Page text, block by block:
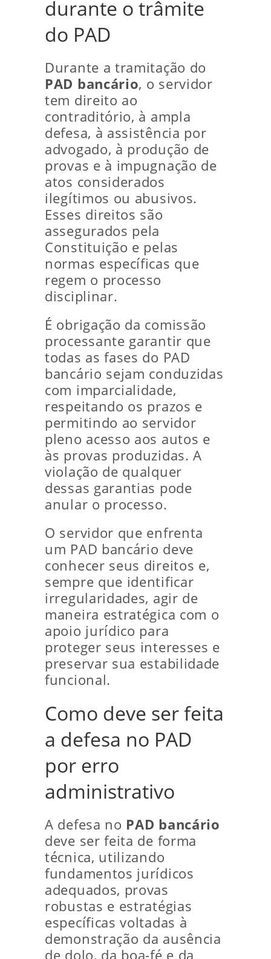
durante o trâmite
do PAD
Durante a tramitação do
PAD bancário, o servidor
tem direito ao
contraditório, à ampla
defesa, à assistência por
advogado, à produção de
provas e à impugnação de
atos considerados
ilegítimos ou abusivos.
Esses direitos são
assegurados pela
Constituição e pelas
normas específicas que
regem o processo
disciplinar.
É obrigação da comissão
processante garantir que
todas as fases do PAD
bancário sejam conduzidas
com imparcialidade,
respeitando os prazos e
permitindo ao servidor
pleno acesso aos autos e
às provas produzidas. A
violação de qualquer
dessas garantias pode
anular o processo.
O servidor que enfrenta
um PAD bancário deve
conhecer seus direitos e,
sempre que identificar
irregularidades, agir de
maneira estratégica com o
apoio jurídico para
proteger seus interesses e
preservar sua estabilidade
funcional.
Como deve ser feita
a defesa no PAD
por erro
administrativo
A defesa no PAD bancário
deve ser feita de forma
técnica, utilizando
fundamentos jurídicos
adequados, provas
robustas e estratégias
específicas voltadas à
demonstração da ausência
de dolo, da boa-fé e da